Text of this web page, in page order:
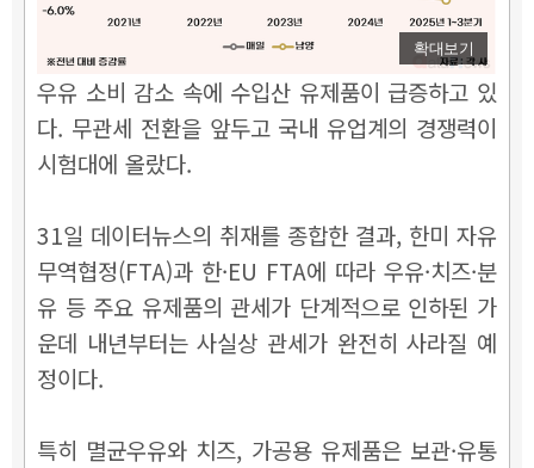
확대보기
우유 소비 감소 속에 수입산 유제품이 급증하고 있
다. 무관세 전환을 앞두고 국내 유업계의 경쟁력이
시험대에 올랐다.
31일 데이터뉴스의 취재를 종합한 결과, 한미 자유
무역협정(FTA)과 한·EU FTA에 따라 우유·치즈·분
유 등 주요 유제품의 관세가 단계적으로 인하된 가
운데 내년부터는 사실상 관세가 완전히 사라질 예
정이다.
특히 멸균우유와 치즈, 가공용 유제품은 보관·유통